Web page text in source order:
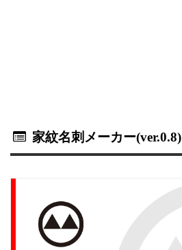
家紋名刺メーカー(ver.0.8)